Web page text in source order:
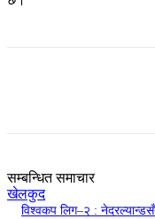
सम्बन्धित समाचार
खेलकुद
विश्वकप लिग–२ :